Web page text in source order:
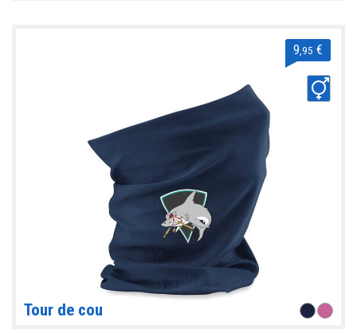
9,95 €
Tour de cou